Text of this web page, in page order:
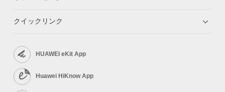
クイックリンク
HUAWEI eKit App
Huawei HiKnow App